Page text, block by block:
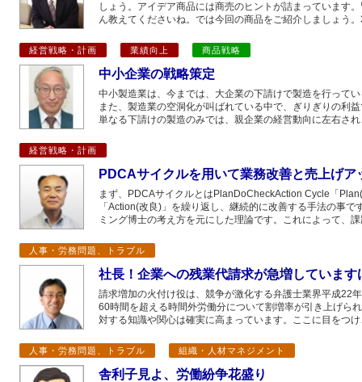
しょう。アイデア商品には商売のヒントが詰まっています
ん教えてくださいね。では今回の商品をご紹介しましょう
経営戦略・計画 業績向上 商品戦略
中小企業の戦略策定
中小製造業は、今までは、大企業の下請けで製造を行って
また、製造業の空洞化が叫ばれている中で、ぎりぎりの利
単なる下請けの製造のみでは、親企業の経営動向に左右さ
経営戦略・計画
PDCAサイクルを用いて業務改善と売上げア
まず、PDCAサイクルとはPlanDoCheckAction Cycle「
「Action(改良)」を繰り返し、継続的に改善する手法の事
ミング博士の考え方を元にした理論です。これによって、
人事・労務問題、トラブル
社長！企業への残業代請求が急増していま
請求増加の火付け役は、競争が激化する弁護士業界平成22
60時間を超える時間外労働分について割増率が引き上げら
対する知識や関心は確実に高まっています。ここに目をつ
人事・労務問題、トラブル 組織・人材マネジメント
舎利子見よ、労働紛争花盛り